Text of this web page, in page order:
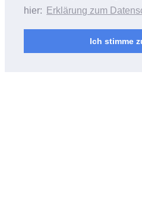
hier:
Erklärung zum
Ich stimme